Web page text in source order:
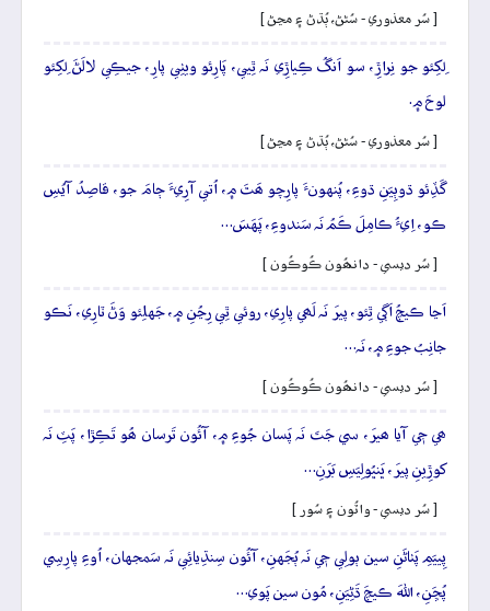
[ سُر معذوري - سُڻڻ، ٻُڌڻ ۽ مڃڻ ]
لِکِئو جو نِراڙِ، سو اَنگُ ڪِياڙِي نَہ ٿِيي، پَارِئو ويٺِي پارِ، جيڪِي لالَڻَ لِکِئو
لوحَ ۾.
[ سُر معذوري - سُڻڻ، ٻُڌڻ ۽ مڃڻ ]
گَڏِئو ڌوٻِيَنِ ڌوءِ، پُنهونءَ پارِچو ھَٿَ ۾، اُتي آرِيءَ ڄامَ جو، قاصِدُ آيُسِ
ڪو، اِيءُ ڪامِلَ ڪَمُ نَہ سَندوءِ، پَهَسَ…
[ سُر ديسي - دانھُون ڪُوڪُون ]
اَڃا ڪيچُ اَڳي ٿِئو، پيرَ نَہ لَھي پارِي، روئي ٿِي رِڃُنِ ۾، جَهلِئو وَڻَ ٽارِي، نَڪو
جانِبُ جوءِ ۾، نَہ…
[ سُر ديسي - دانھُون ڪُوڪُون ]
ھي جٖي آيا ھيرَ، سي جَتَ نَہ پَسان جُوءِ ۾، آئُون تَرسان ھُو تَڪِڙا، پَٽِ نَہ
کوڙِينِ پيرَ، ڀَنڀُولِيَسِ بَرَنِ…
[ سُر ديسي - واٽُون ۽ سُور ]
پِييَمِ پَٺاڻَنِ سين ٻولِي جٖي نَہ ٻُجَهنِ، آئُون سِنڌِيائِي نَہ سَمجهان، اُوءِ پارِسِي
پُڇَنِ، اللهَ ڪيچَ ڌَڻِيَنِ، مُون سين پَوي…